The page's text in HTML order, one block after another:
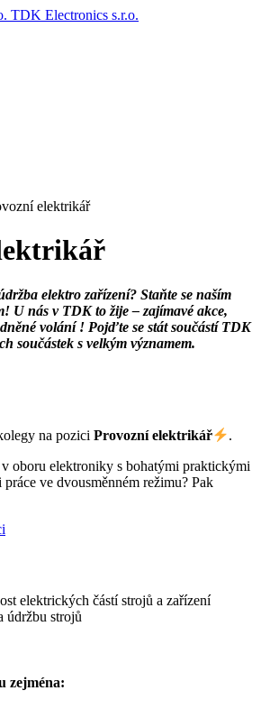
TDK Electronics s.r.o.
elektrikář
elektro zařízení? Staňte se naším
U nás v TDK to žije – zajímavé akce,
volání ! Pojďte se stát součástí TDK
součástek s velkým významem.
na pozici Provozní elektrikář
.
oboru elektroniky s bohatými praktickými
ve dvousměnném režimu? Pak
elektrických částí strojů a zařízení
údržbu strojů
zejména: